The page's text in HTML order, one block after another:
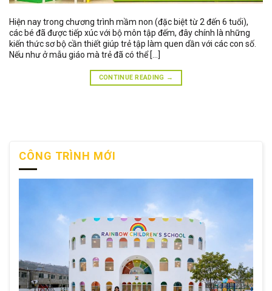
Hiện nay trong chương trình mầm non (đặc biệt từ 2 đến 6 tuổi),
các bé đã được tiếp xúc với bộ môn tập đếm, đây chính là những
kiến thức sơ bộ cần thiết giúp trẻ tập làm quen dần với các con số.
Nếu như ở mẫu giáo mà trẻ đã có thể […]
CONTINUE READING →
CÔNG TRÌNH MỚI